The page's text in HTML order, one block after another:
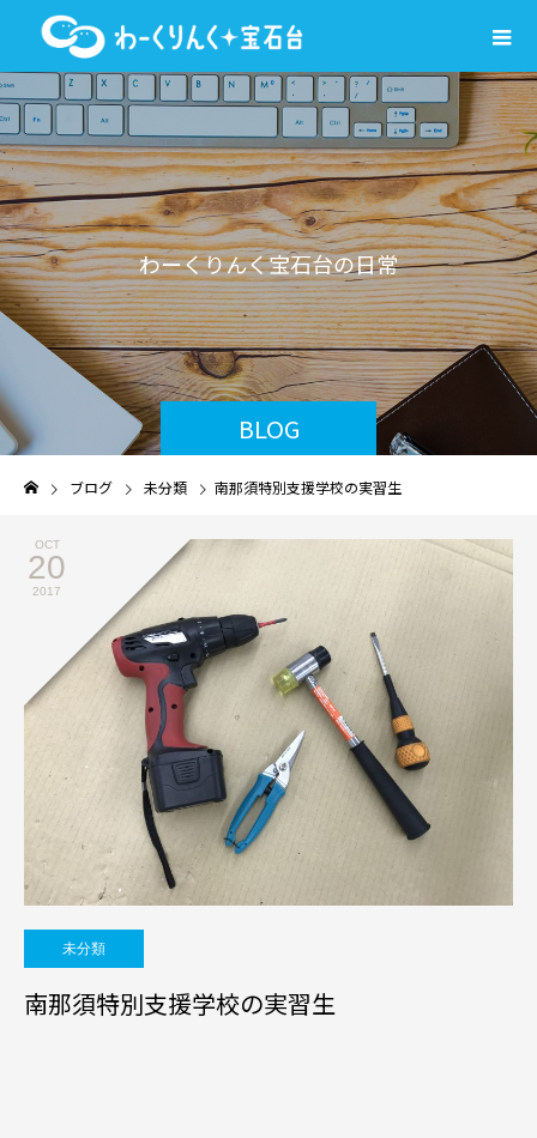
BLOG
わーくりんく宝石台の日常を気ま
ブログ 未分類 南那須特別支援学校の実習生
OCT
20
2017
未分類
南那須特別支援学校の実習生